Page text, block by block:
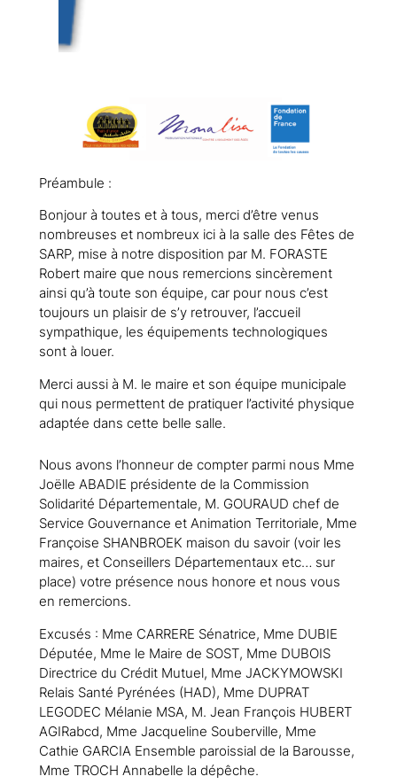
Préambule :
Bonjour à toutes et à tous, merci d’être venus
nombreuses et nombreux ici à la salle des Fêtes de
SARP, mise à notre disposition par M. FORASTE
Robert maire que nous remercions sincèrement
ainsi qu’à toute son équipe, car pour nous c’est
toujours un plaisir de s’y retrouver, l’accueil
sympathique, les équipements technologiques
sont à louer.
Merci aussi à M. le maire et son équipe municipale
qui nous permettent de pratiquer l’activité physique
adaptée dans cette belle salle.
Nous avons l’honneur de compter parmi nous Mme
Joëlle ABADIE présidente de la Commission
Solidarité Départementale, M. GOURAUD chef de
Service Gouvernance et Animation Territoriale, Mme
Françoise SHANBROEK maison du savoir (voir les
maires, et Conseillers Départementaux etc… sur
place) votre présence nous honore et nous vous
en remercions.
Excusés : Mme CARRERE Sénatrice, Mme DUBIE
Députée, Mme le Maire de SOST, Mme DUBOIS
Directrice du Crédit Mutuel, Mme JACKYMOWSKI
Relais Santé Pyrénées (HAD), Mme DUPRAT
LEGODEC Mélanie MSA, M. Jean François HUBERT
AGIRabcd, Mme Jacqueline Souberville, Mme
Cathie GARCIA Ensemble paroissial de la Barousse,
Mme TROCH Annabelle la dépêche.